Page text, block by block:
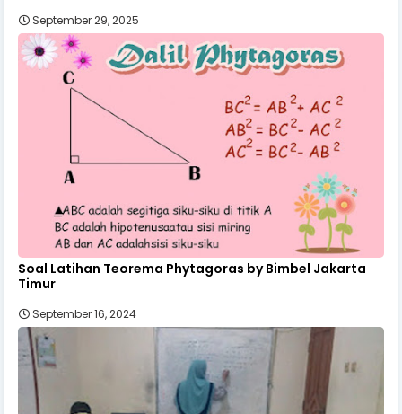
September 29, 2025
Soal Latihan Teorema Phytagoras by Bimbel Jakarta
Timur
September 16, 2024